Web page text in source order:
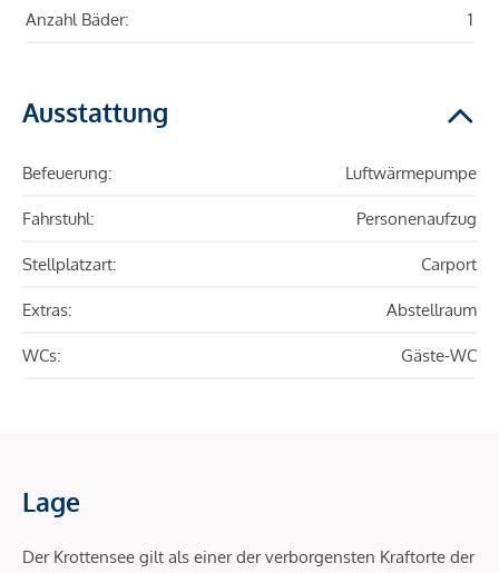
Anzahl Bäder: 1
Ausstattung
Befeuerung: Luftwärmepumpe
Fahrstuhl: Personenaufzug
Stellplatzart: Carport
Extras: Abstellraum
WCs: Gäste-WC
Lage
Der Krottensee gilt als einer der verborgensten Kraftorte der